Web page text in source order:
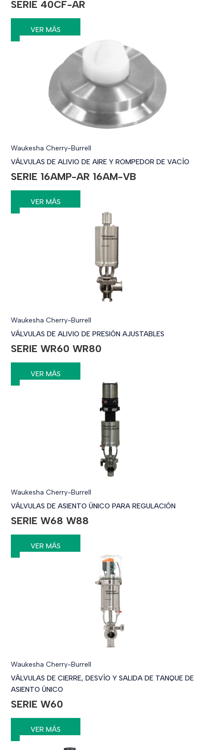
SERIE 40CF-AR
VER MÁS
Waukesha Cherry-Burrell
VÁLVULAS DE ALIVIO DE AIRE Y ROMPEDOR DE VACÍO
SERIE 16AMP-AR 16AM-VB
VER MÁS
Waukesha Cherry-Burrell
VÁLVULAS DE ALIVIO DE PRESIÓN AJUSTABLES
SERIE WR60 WR80
VER MÁS
Waukesha Cherry-Burrell
VÁLVULAS DE ASIENTO ÚNICO PARA REGULACIÓN
SERIE W68 W88
VER MÁS
Waukesha Cherry-Burrell
VÁLVULAS DE CIERRE, DESVÍO Y SALIDA DE TANQUE DE
ASIENTO ÚNICO
SERIE W60
VER MÁS